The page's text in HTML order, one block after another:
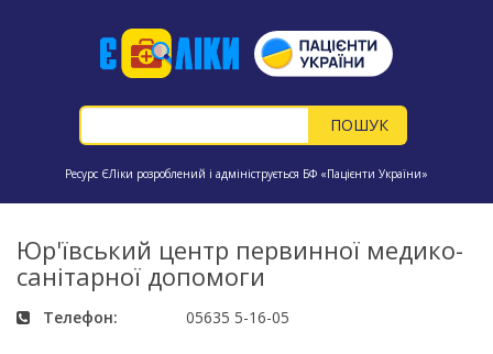
Ресурс ЄЛіки розроблений і адмініструється БФ «Пацієнти України»
Юр'ївський центр первинної медико-
санітарної допомоги
Телефон: 05635 5-16-05